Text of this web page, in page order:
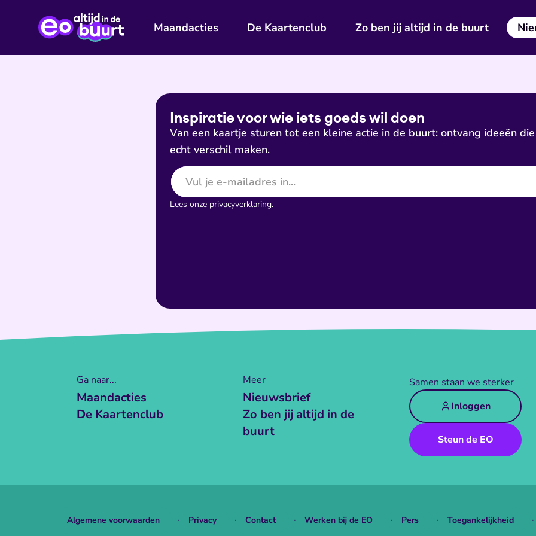
Maandacties De Kaartenclub Zo ben jij altijd in de buurt
Inspiratie voor wie iets goeds wil doen
Van een kaartje sturen tot een kleine actie in de buurt: ontvang ideeën
echt verschil maken.
E-mailadres
Lees onze privacyverklaring.
Ga naar...
Maandacties
De Kaartenclub
Meer
Nieuwsbrief
Zo ben jij altijd in de
buurt
Samen staan we sterker
Inloggen
Steun de EO
Algemene voorwaarden Privacy Contact Werken bij de EO Pers Toegankelijkheid